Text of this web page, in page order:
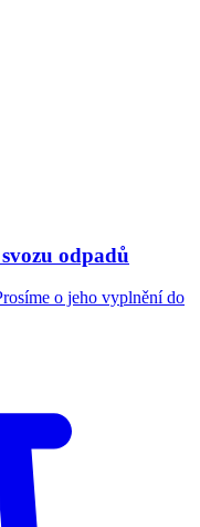
odpadů
o jeho vyplnění do